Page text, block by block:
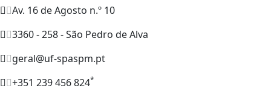
Av. 16 de Agosto n.º 10
3360 - 258 - São Pedro de Alva
geral@uf-spaspm.pt
+351 239 456 824*